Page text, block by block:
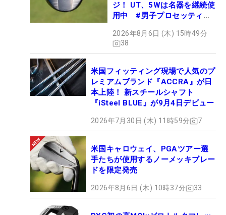
ジ！ UT、5Wは名器を継続使
用中 #男子プロセッティン
2026年8月6日 (木) 15時49分
38
米国フィッティング現場で人気のプ
レミアムブランド『ACCRA』が日
本上陸！ 新スチールシャフト
『iSteel BLUE』が9月4日デビュー
2026年7月30日 (木) 11時59分 7
米国キャロウェイ、PGAツアー選
手たちが使用するノーメッキブレー
ドを限定発売
2026年8月6日 (木) 10時37分 33